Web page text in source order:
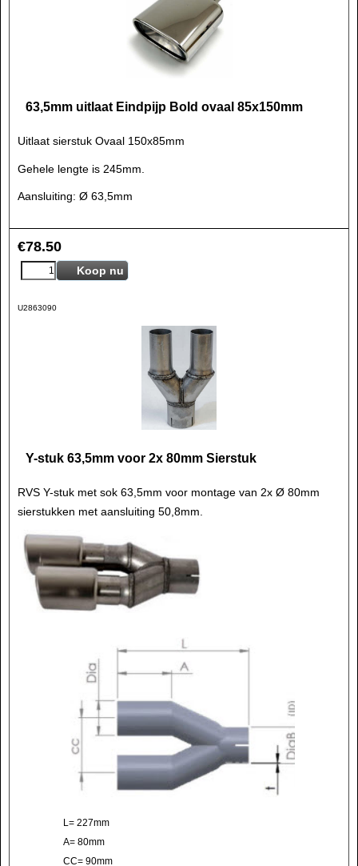
63,5mm uitlaat Eindpijp Bold ovaal 85x150mm
Uitlaat sierstuk Ovaal 150x85mm
Gehele lengte is 245mm.
Aansluiting: Ø 63,5mm
€78.50
Koop nu
U2863090
Y-stuk 63,5mm voor 2x 80mm Sierstuk
RVS Y-stuk met sok 63,5mm voor montage van 2x Ø 80mm
sierstukken met aansluiting 50,8mm.
L= 227mm
A= 80mm
CC= 90mm